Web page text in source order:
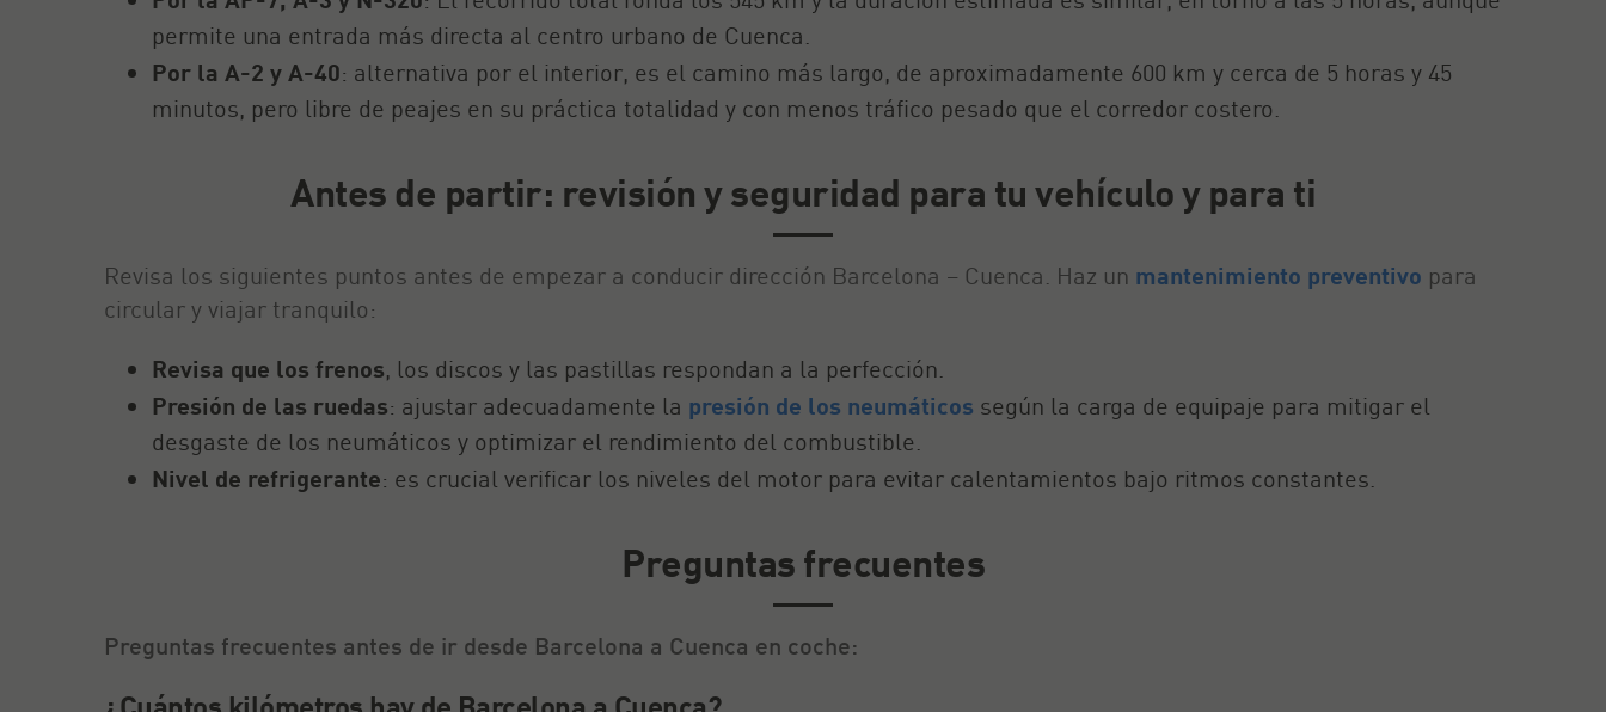
permite una entrada más directa al centro urbano de Cuenca.
Por la A-2 y A-40: alternativa por el interior, es el camino más largo, de aproximadamente 600 km y cerca de 5 horas y 45
minutos, pero libre de peajes en su práctica totalidad y con menos tráfico pesado que el corredor costero.
Antes de partir: revisión y seguridad para tu vehículo y para ti
Revisa los siguientes puntos antes de empezar a conducir dirección Barcelona – Cuenca. Haz un mantenimiento preventivo para
circular y viajar tranquilo:
Revisa que los frenos, los discos y las pastillas respondan a la perfección.
Presión de las ruedas: ajustar adecuadamente la presión de los neumáticos según la carga de equipaje para mitigar el
desgaste de los neumáticos y optimizar el rendimiento del combustible.
Nivel de refrigerante: es crucial verificar los niveles del motor para evitar calentamientos bajo ritmos constantes.
Preguntas frecuentes
Preguntas frecuentes antes de ir desde Barcelona a Cuenca en coche: